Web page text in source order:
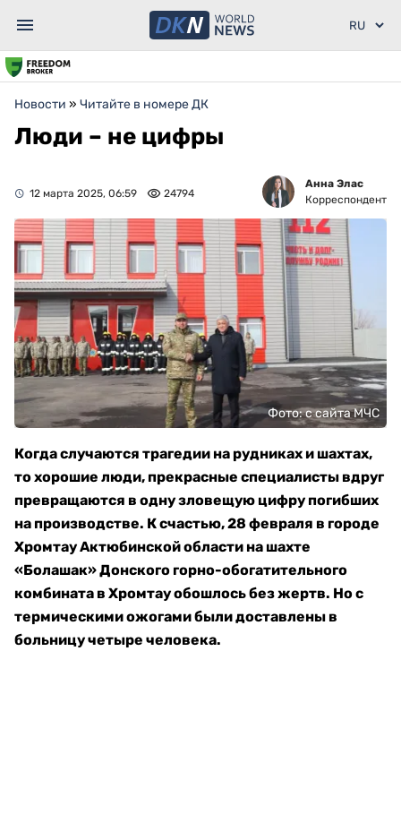
Новости » Читайте в номере ДК
Люди – не цифры
12 марта 2025, 06:59 24794
Анна Элас
Корреспондент
Фото: с сайта МЧС
Когда случаются трагедии на рудниках и шахтах,
то хорошие люди, прекрасные специалисты вдруг
превращаются в одну зловещую цифру погибших
на производстве. К счастью, 28 февраля в городе
Хромтау Актюбинской области на шахте
«Болашак» Донского горно-обогатительного
комбината в Хромтау обошлось без жертв. Но с
термическими ожогами были доставлены в
больницу четыре человека.